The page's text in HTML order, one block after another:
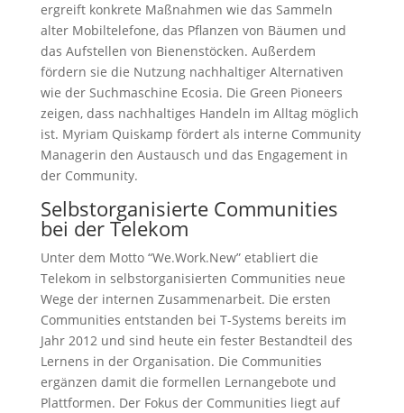
ergreift konkrete Maßnahmen wie das Sammeln
alter Mobiltelefone, das Pflanzen von Bäumen und
das Aufstellen von Bienenstöcken. Außerdem
fördern sie die Nutzung nachhaltiger Alternativen
wie der Suchmaschine Ecosia. Die Green Pioneers
zeigen, dass nachhaltiges Handeln im Alltag möglich
ist. Myriam Quiskamp fördert als interne Community
Managerin den Austausch und das Engagement in
der Community.
Selbstorganisierte Communities
bei der Telekom
Unter dem Motto “We.Work.New” etabliert die
Telekom in selbstorganisierten Communities neue
Wege der internen Zusammenarbeit. Die ersten
Communities entstanden bei T-Systems bereits im
Jahr 2012 und sind heute ein fester Bestandteil des
Lernens in der Organisation. Die Communities
ergänzen damit die formellen Lernangebote und
Plattformen. Der Fokus der Communities liegt auf